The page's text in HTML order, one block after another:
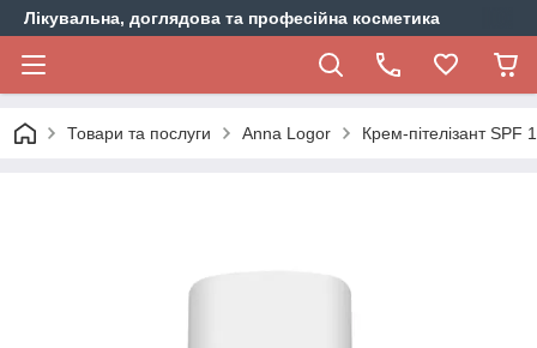
Лікувальна, доглядова та професійна косметика
Товари та послуги Anna Logor Крем-пітелізант